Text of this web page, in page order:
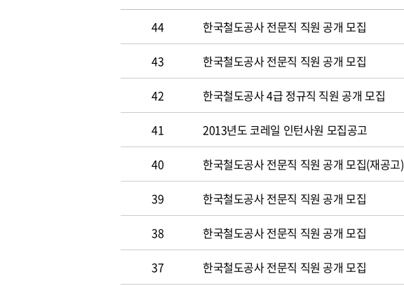
44 한국철도공사 전문직 직원 공개 모집
43 한국철도공사 전문직 직원 공개 모집
42 한국철도공사 4급 정규직 직원 공개 모집
41 2013년도 코레일 인턴사원 모집공고
40 한국철도공사 전문직 직원 공개 모집(재공고)
39 한국철도공사 전문직 직원 공개 모집
38 한국철도공사 전문직 직원 공개 모집
37 한국철도공사 전문직 직원 공개 모집